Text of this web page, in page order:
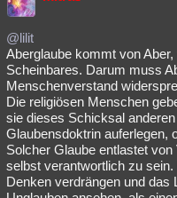
@lilit
Aberglaube kommt von
Scheinbares. Darum muss
Menschenverstand
Die religiösen Menschen
sie dieses Schicksal
Glaubensdoktrin auferlegen,
Solcher Glaube entlastet
selbst verantwortlich zu
Denken verdrängen und das